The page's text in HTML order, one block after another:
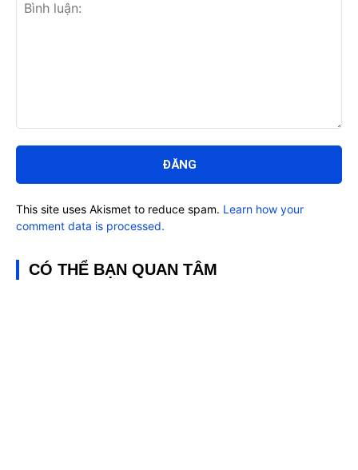
luận:
This site uses Akismet to reduce spam. Learn how your
comment data is processed.
CÓ THỂ BẠN QUAN TÂM